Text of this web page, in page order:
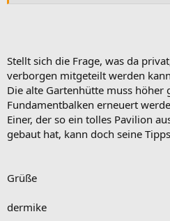
Stellt sich die Frage, was da
verborgen mitgeteilt werden
Die alte Gartenhütte muss höher
Fundamentbalken erneuert
Einer, der so ein tolles Pavilion
gebaut hat, kann doch seine
Grüße
dermike